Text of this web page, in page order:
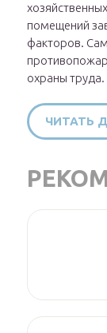
помещений
факторов.
охраны труда.
ЧИТАТЬ